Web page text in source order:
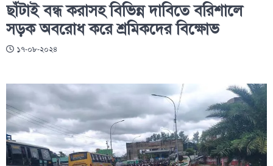
ছাঁটাই বন্ধ করাসহ বিভিন্ন দাবিতে বরিশালে
সড়ক অবরোধ করে শ্রমিকদের বিক্ষোভ
১৭-০৮-২০২৪